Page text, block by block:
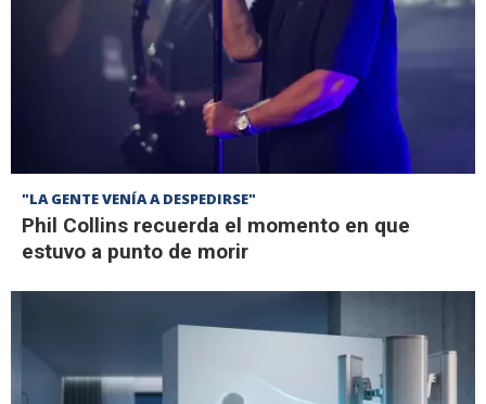
"LA GENTE VENÍA A DESPEDIRSE"
Phil Collins recuerda el momento en que
estuvo a punto de morir